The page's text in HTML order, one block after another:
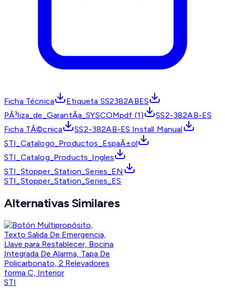
Ficha Técnica
Etiqueta SS2382ABES
PÃ³liza_de_GarantÃ­a_SYSCOMpdf (1)
SS2-382AB-ES
Ficha TÃ©cnica
SS2-382AB-ES Install Manual
STI_Catalogo_Productos_EspaÃ±ol
STI_Catalog_Products_Ingles
STI_Stopper_Station_Series_EN
STI_Stopper_Station_Series_ES
Alternativas Similares
STI